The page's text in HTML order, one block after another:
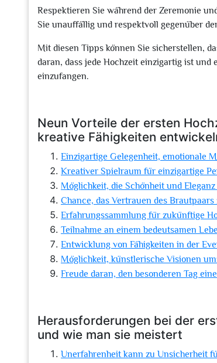
Respektieren Sie während der Zeremonie
Sie unauffällig und respektvoll gegenüber
Mit diesen Tipps können Sie sicherstellen,
daran, dass jede Hochzeit einzigartig ist und
einzufangen.
Neun Vorteile der ersten
kreative Fähigkeiten
Einzigartige Gelegenheit, emotionale
Kreativer Spielraum für einzigartige
Möglichkeit, die Schönheit und
Chance, das Vertrauen des
Erfahrungssammlung für zukünftige
Teilnahme an einem bedeutsamen
Entwicklung von Fähigkeiten in der
Möglichkeit, künstlerische Visionen
Freude daran, den besonderen Tag
Herausforderungen bei der
und wie man sie meistert
Unerfahrenheit kann zu Unsicherheit